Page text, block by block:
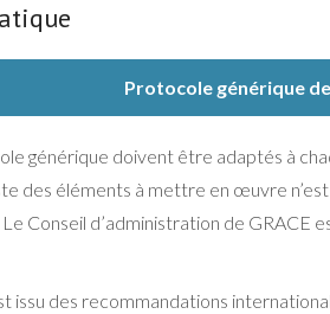
Protocole générique
générique doivent être adaptés à
des éléments à mettre en œuvre
Conseil d’administration de
issu des recommandations